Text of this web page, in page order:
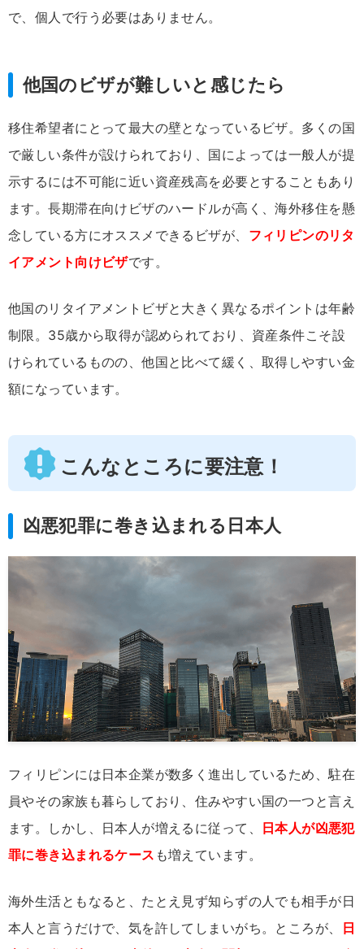
で、個人で行う必要はありません。
他国のビザが難しいと感じたら
移住希望者にとって最大の壁となっているビザ。多くの国
で厳しい条件が設けられており、国によっては一般人が提
示するには不可能に近い資産残高を必要とすることもあり
ます。長期滞在向けビザのハードルが高く、海外移住を懸
念している方にオススメできるビザが、 フィリピンのリタ
イアメント向けビザです。
他国のリタイアメントビザと大きく異なるポイントは年齢
制限。35歳から取得が認められており、資産条件こそ設
けられているものの、他国と比べて緩く、取得しやすい金
額になっています。
こんなところに要注意！
凶悪犯罪に巻き込まれる日本人
フィリピンには日本企業が数多く進出しているため、駐在
員やその家族も暮らしており、住みやすい国の一つと言え
ます。しかし、日本人が増えるに従って、
日本人が凶悪犯
罪に巻き込まれるケース も増えています。
海外生活ともなると、たとえ見ず知らずの人でも相手が日
本人と言うだけで、気を許してしまいがち。ところが、
日